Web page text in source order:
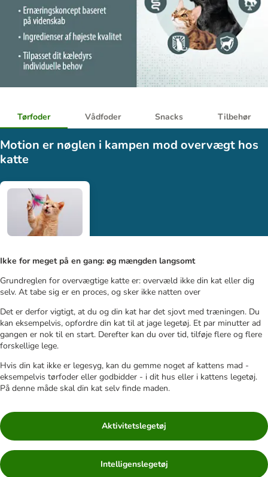
Tørfoder Vådfoder Snacks Tilbehør
Motion er nøglen i kampen mod overvægt hos
katte
Ikke for meget på en gang: øg mængden langsomt
Grundreglen for overvægtige katte er: overvæld ikke din kat eller dig
selv. At tabe sig er en proces, og sker ikke natten over
Det er derfor vigtigt, at du og din kat har det sjovt med træningen. Du
kan eksempelvis, opfordre din kat til at jage legetøj. Et par minutter ad
gangen er nok til en start. Derefter kan du over tid, tilføje flere og flere
forskellige lege.
Hvis din kat ikke er legesyg, kan du gemme noget af kattens mad -
eksempelvis tørfoder eller godbidder - i dit hus eller i kattens legetøj.
På denne måde skal din kat selv finde maden.
Aktivitetslegetøj
Intelligenslegetøj